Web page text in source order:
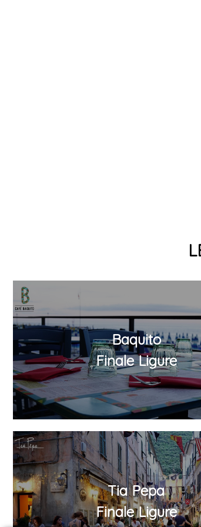
Baquito
Finale Ligure
Tia Pepa
Finale Ligure